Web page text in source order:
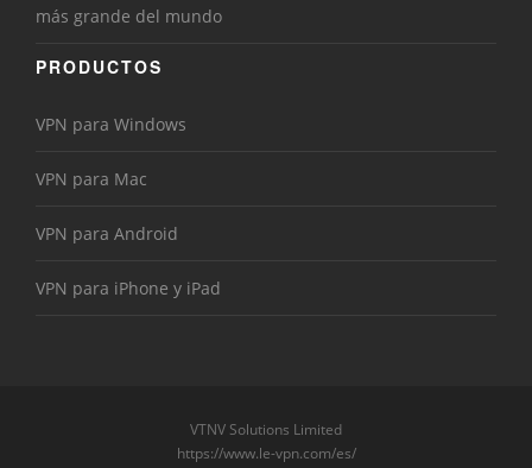
más grande del mundo
PRODUCTOS
VPN para Windows
VPN para Mac
VPN para Android
VPN para iPhone y iPad
VTNV Solutions Limited
https://www.le-vpn.com/es/